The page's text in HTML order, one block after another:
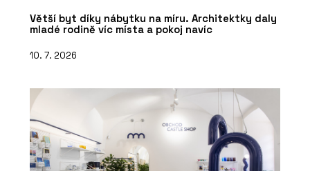
Větší byt díky nábytku na míru. Architektky daly
mladé rodině víc místa a pokoj navíc
10. 7. 2026